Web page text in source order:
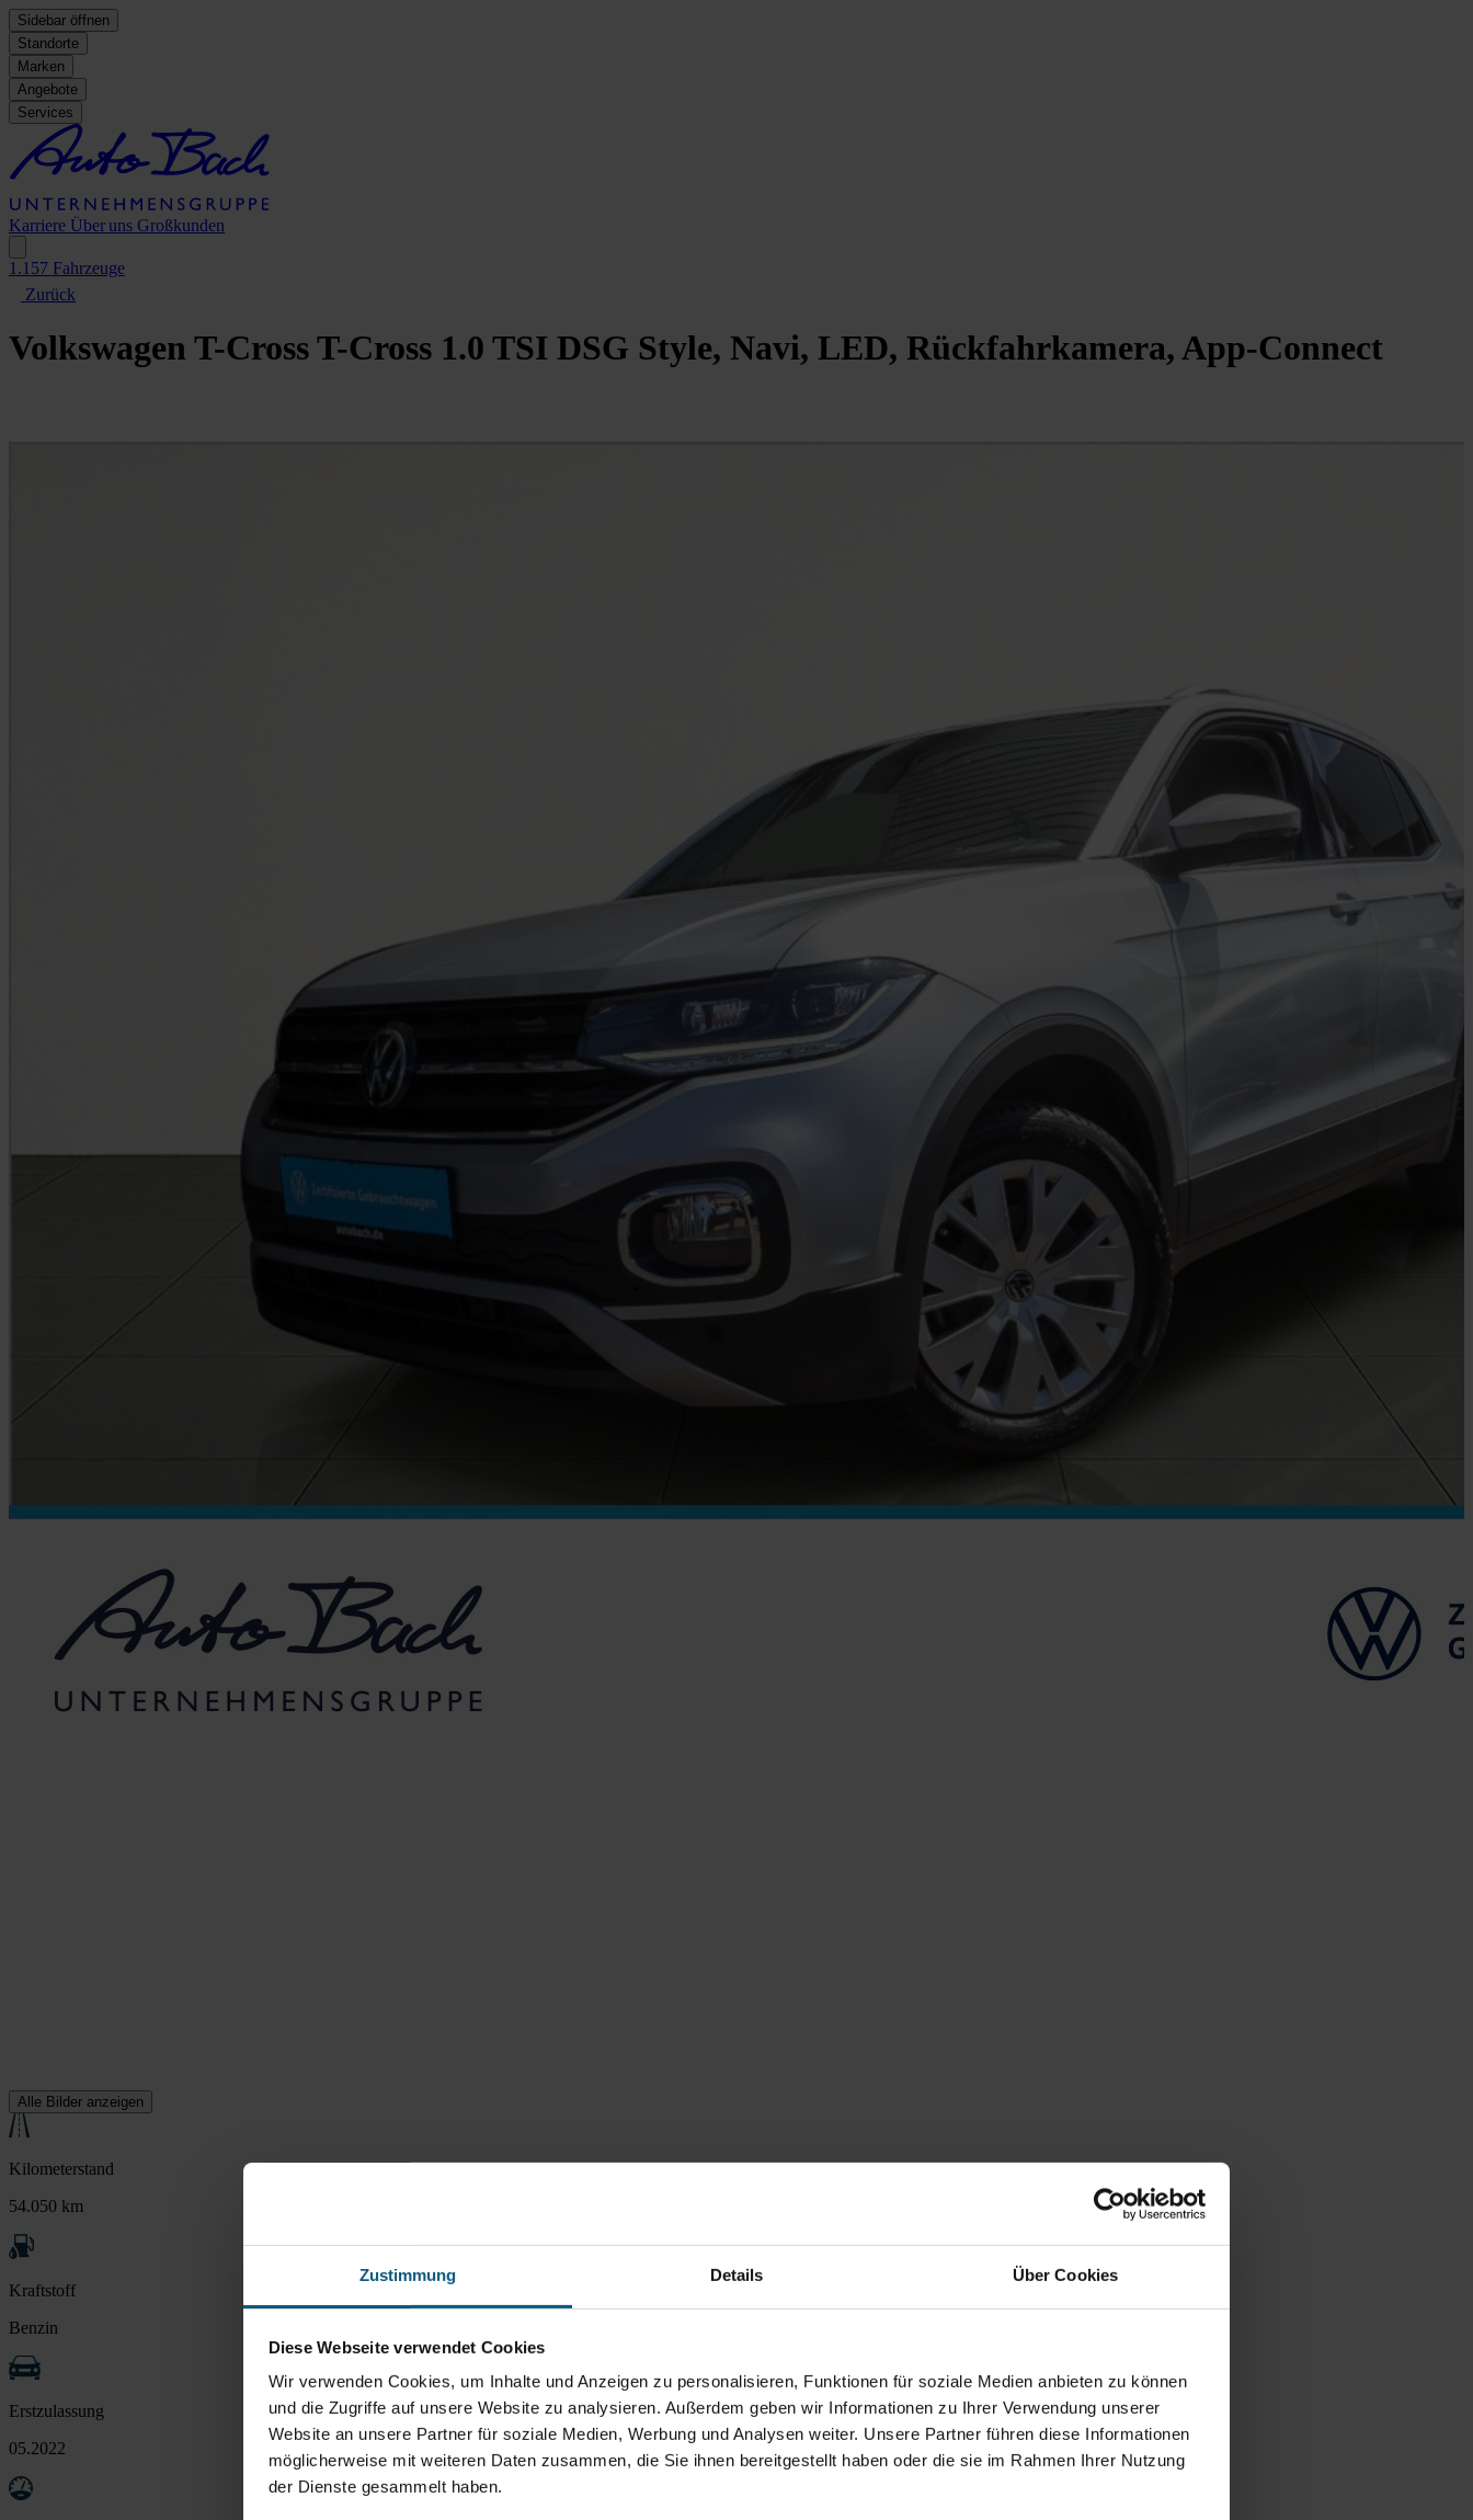
Zustimmung Details Über Cookies
Diese Webseite verwendet Cookies
Wir verwenden Cookies, um Inhalte und Anzeigen zu personalisieren, Funktionen für soziale Medien anbieten zu können
und die Zugriffe auf unsere Website zu analysieren. Außerdem geben wir Informationen zu Ihrer Verwendung unserer
Website an unsere Partner für soziale Medien, Werbung und Analysen weiter. Unsere Partner führen diese Informationen
möglicherweise mit weiteren Daten zusammen, die Sie ihnen bereitgestellt haben oder die sie im Rahmen Ihrer Nutzung
der Dienste gesammelt haben.
Sidebar öffnen
Standorte
Marken
Angebote
Services
Karriere Über uns Großkunden
1.157 Fahrzeuge
Zurück
Volkswagen T-CrossT-Cross 1.0 TSI DSG Style, Navi, LED, Rückfahrkamera, App-Connect
Alle Bilder anzeigen
Kilometerstand
54.050 km
Kraftstoff
Benzin
Erstzulassung
05.2022